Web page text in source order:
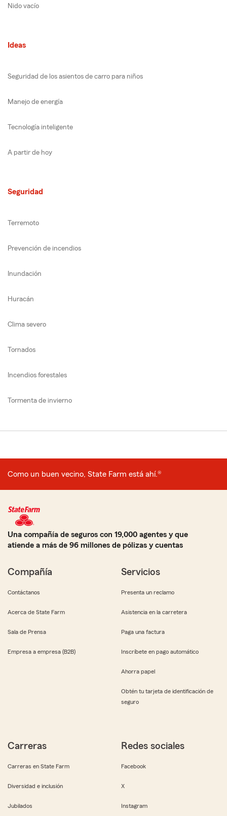
Nido vacío
Ideas
Seguridad de los asientos de carro para niños
Manejo de energía
Tecnología inteligente
A partir de hoy
Seguridad
Terremoto
Prevención de incendios
Inundación
Huracán
Clima severo
Tornados
Incendios forestales
Tormenta de invierno
Como un buen vecino, State Farm está ahí.®
Una compañía de seguros con 19,000 agentes y que
atiende a más de 96 millones de pólizas y cuentas
Compañía
Contáctanos
Acerca de State Farm
Sala de Prensa
Empresa a empresa (B2B)
Servicios
Presenta un reclamo
Asistencia en la carretera
Paga una factura
Inscríbete en pago automático
Ahorra papel
Obtén tu tarjeta de identificación de
seguro
Carreras
Carreras en State Farm
Diversidad e inclusión
Jubilados
Redes sociales
Facebook
X
Instagram